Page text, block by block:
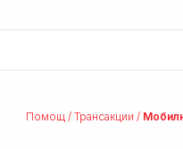
Помощ / Трансакции /